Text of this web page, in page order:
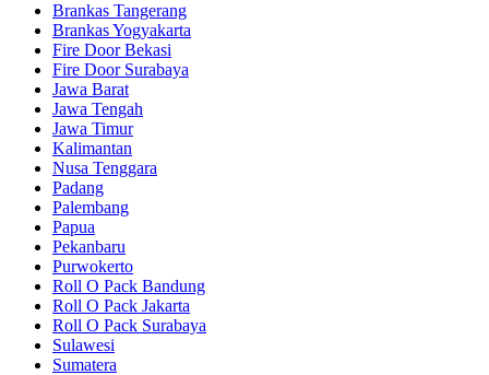
Brankas Tangerang
Brankas Yogyakarta
Fire Door Bekasi
Fire Door Surabaya
Jawa Barat
Jawa Tengah
Jawa Timur
Kalimantan
Nusa Tenggara
Padang
Palembang
Papua
Pekanbaru
Purwokerto
Roll O Pack Bandung
Roll O Pack Jakarta
Roll O Pack Surabaya
Sulawesi
Sumatera